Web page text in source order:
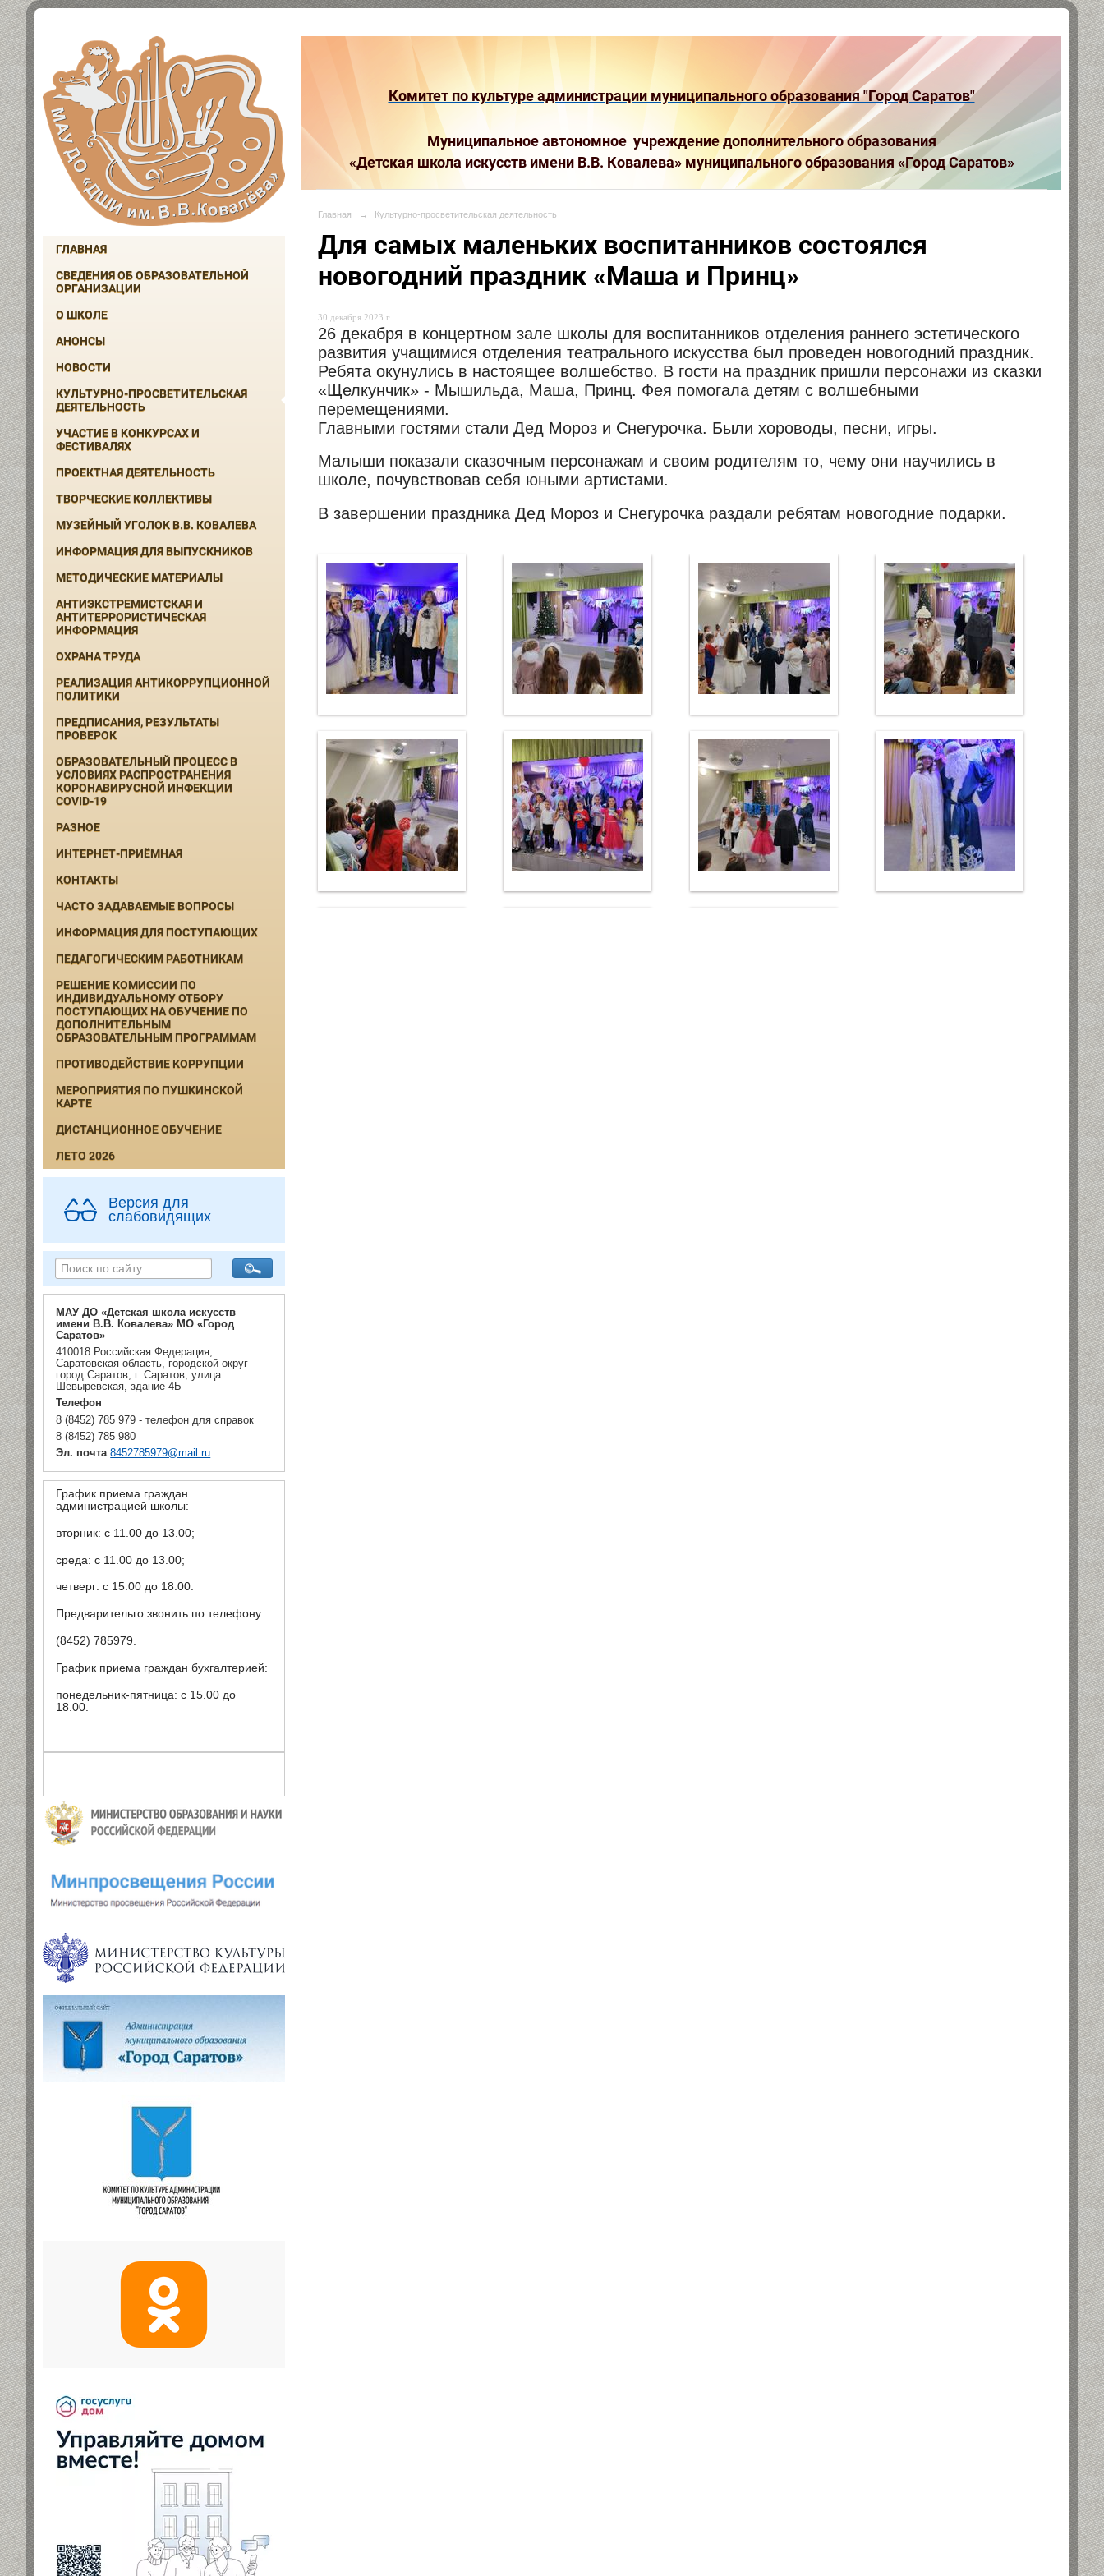
ГЛАВНАЯ
СВЕДЕНИЯ ОБ ОБРАЗОВАТЕЛЬНОЙ
ОРГАНИЗАЦИИ
О ШКОЛЕ
АНОНСЫ
НОВОСТИ
КУЛЬТУРНО-ПРОСВЕТИТЕЛЬСКАЯ
ДЕЯТЕЛЬНОСТЬ
УЧАСТИЕ В КОНКУРСАХ И
ФЕСТИВАЛЯХ
ПРОЕКТНАЯ ДЕЯТЕЛЬНОСТЬ
ТВОРЧЕСКИЕ КОЛЛЕКТИВЫ
МУЗЕЙНЫЙ УГОЛОК В.В. КОВАЛЕВА
ИНФОРМАЦИЯ ДЛЯ ВЫПУСКНИКОВ
МЕТОДИЧЕСКИЕ МАТЕРИАЛЫ
АНТИЭКСТРЕМИСТСКАЯ И
АНТИТЕРРОРИСТИЧЕСКАЯ
ИНФОРМАЦИЯ
ОХРАНА ТРУДА
РЕАЛИЗАЦИЯ АНТИКОРРУПЦИОННОЙ
ПОЛИТИКИ
ПРЕДПИСАНИЯ, РЕЗУЛЬТАТЫ
ПРОВЕРОК
ОБРАЗОВАТЕЛЬНЫЙ ПРОЦЕСС В
УСЛОВИЯХ РАСПРОСТРАНЕНИЯ
КОРОНАВИРУСНОЙ ИНФЕКЦИИ
COVID-19
РАЗНОЕ
ИНТЕРНЕТ-ПРИЁМНАЯ
КОНТАКТЫ
ЧАСТО ЗАДАВАЕМЫЕ ВОПРОСЫ
ИНФОРМАЦИЯ ДЛЯ ПОСТУПАЮЩИХ
ПЕДАГОГИЧЕСКИМ РАБОТНИКАМ
РЕШЕНИЕ КОМИССИИ ПО
ИНДИВИДУАЛЬНОМУ ОТБОРУ
ПОСТУПАЮЩИХ НА ОБУЧЕНИЕ ПО
ДОПОЛНИТЕЛЬНЫМ
ОБРАЗОВАТЕЛЬНЫМ ПРОГРАММАМ
ПРОТИВОДЕЙСТВИЕ КОРРУПЦИИ
МЕРОПРИЯТИЯ ПО ПУШКИНСКОЙ
КАРТЕ
ДИСТАНЦИОННОЕ ОБУЧЕНИЕ
ЛЕТО 2026
Версия для
слабовидящих
МАУ ДО «Детская школа искусств
имени В.В. Ковалева» МО «Город
Саратов»
410018 Российская Федерация,
Саратовская область, городской округ
город Саратов, г. Саратов, улица
Шевыревская, здание 4Б
Телефон
8 (8452) 785 979 - телефон для справок
8 (8452) 785 980
Эл. почта 8452785979@mail.ru
График приема граждан
администрацией школы:
вторник: с 11.00 до 13.00;
среда: с 11.00 до 13.00;
четверг: с 15.00 до 18.00.
Предварительго звонить по телефону:
(8452) 785979.
График приема граждан бухгалтерией:
понедельник-пятница: с 15.00 до
18.00.
Комитет по культуре администрации муниципального образования "Город Саратов"
Муниципальное автономное учреждение дополнительного образования
«Детская школа искусств имени В.В. Ковалева» муниципального образования «Город Саратов»
Главная → Культурно-просветительская деятельность
Для самых маленьких воспитанников состоялся
новогодний праздник «Маша и Принц»
30 декабря 2023 г.
26 декабря в концертном зале школы для воспитанников отделения раннего эстетического
развития учащимися отделения театрального искусства был проведен новогодний праздник.
Ребята окунулись в настоящее волшебство. В гости на праздник пришли персонажи из сказки
«Щелкунчик» - Мышильда, Маша, Принц. Фея помогала детям с волшебными
перемещениями.
Главными гостями стали Дед Мороз и Снегурочка. Были хороводы, песни, игры.
Малыши показали сказочным персонажам и своим родителям то, чему они научились в
школе, почувствовав себя юными артистами.
В завершении праздника Дед Мороз и Снегурочка раздали ребятам новогодние подарки.